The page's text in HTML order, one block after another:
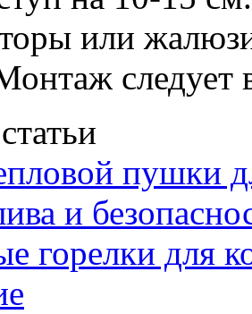
или
следует
пушки
и
горелки для